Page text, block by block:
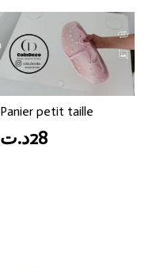
Panier petit taille
28د.ت